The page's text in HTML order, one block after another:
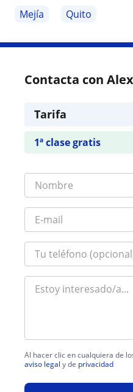
Mejía Quito
Contacta con
Tarifa
1ª clase gratis
Al hacer clic en cualquiera de
aviso legal y de privacidad